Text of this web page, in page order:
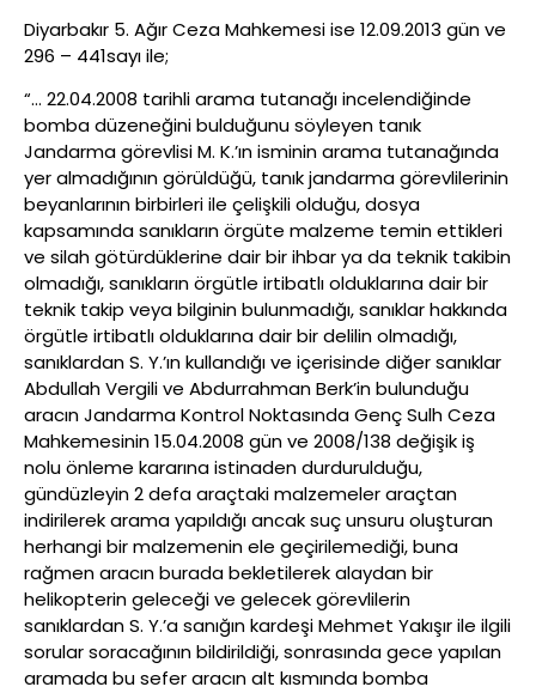
Diyarbakır 5. Ağır Ceza Mahkemesi ise 12.09.2013 gün ve
296 – 441sayı ile;
“… 22.04.2008 tarihli arama tutanağı incelendiğinde
bomba düzeneğini bulduğunu söyleyen tanık
Jandarma görevlisi M. K.’ın isminin arama tutanağında
yer almadığının görüldüğü, tanık jandarma görevlilerinin
beyanlarının birbirleri ile çelişkili olduğu, dosya
kapsamında sanıkların örgüte malzeme temin ettikleri
ve silah götürdüklerine dair bir ihbar ya da teknik takibin
olmadığı, sanıkların örgütle irtibatlı olduklarına dair bir
teknik takip veya bilginin bulunmadığı, sanıklar hakkında
örgütle irtibatlı olduklarına dair bir delilin olmadığı,
sanıklardan S. Y.’ın kullandığı ve içerisinde diğer sanıklar
Abdullah Vergili ve Abdurrahman Berk’in bulunduğu
aracın Jandarma Kontrol Noktasında Genç Sulh Ceza
Mahkemesinin 15.04.2008 gün ve 2008/138 değişik iş
nolu önleme kararına istinaden durdurulduğu,
gündüzleyin 2 defa araçtaki malzemeler araçtan
indirilerek arama yapıldığı ancak suç unsuru oluşturan
herhangi bir malzemenin ele geçirilemediği, buna
rağmen aracın burada bekletilerek alaydan bir
helikopterin geleceği ve gelecek görevlilerin
sanıklardan S. Y.’a sanığın kardeşi Mehmet Yakışır ile ilgili
sorular soracağının bildirildiği, sonrasında gece yapılan
aramada bu sefer aracın alt kısmında bomba